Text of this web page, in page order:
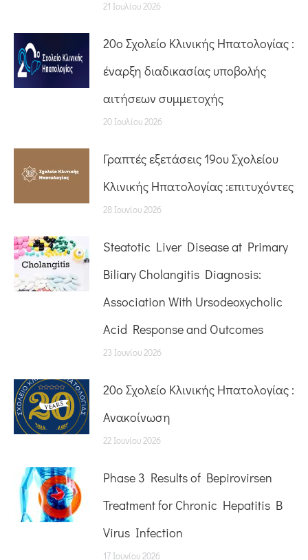
21 Ιουλίου 2026
20o Σχολείο Κλινικής Ηπατολογίας :
έναρξη διαδικασίας υποβολής
αιτήσεων συμμετοχής
20 Ιουλίου 2026
Γραπτές εξετάσεις 19ου Σχολείου
Κλινικής Ηπατολογίας :επιτυχόντες
28 Ιουνίου 2026
Steatotic Liver Disease at Primary
Biliary Cholangitis Diagnosis:
Association With Ursodeoxycholic
Acid Response and Outcomes
23 Ιουνίου 2026
20o Σχολείο Κλινικής Ηπατολογίας :
Ανακοίνωση
22 Ιουνίου 2026
Phase 3 Results of Bepirovirsen
Treatment for Chronic Hepatitis B
Virus Infection
17 Ιουνίου 2026